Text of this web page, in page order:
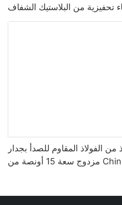
تحفيزية من البلاستيك الشفاف
مع علامة الوقت والقش
الفولاذ المقاوم للصدأ بجدار
مزدوج سعة 15 أونصة من China Selection Ineedu -